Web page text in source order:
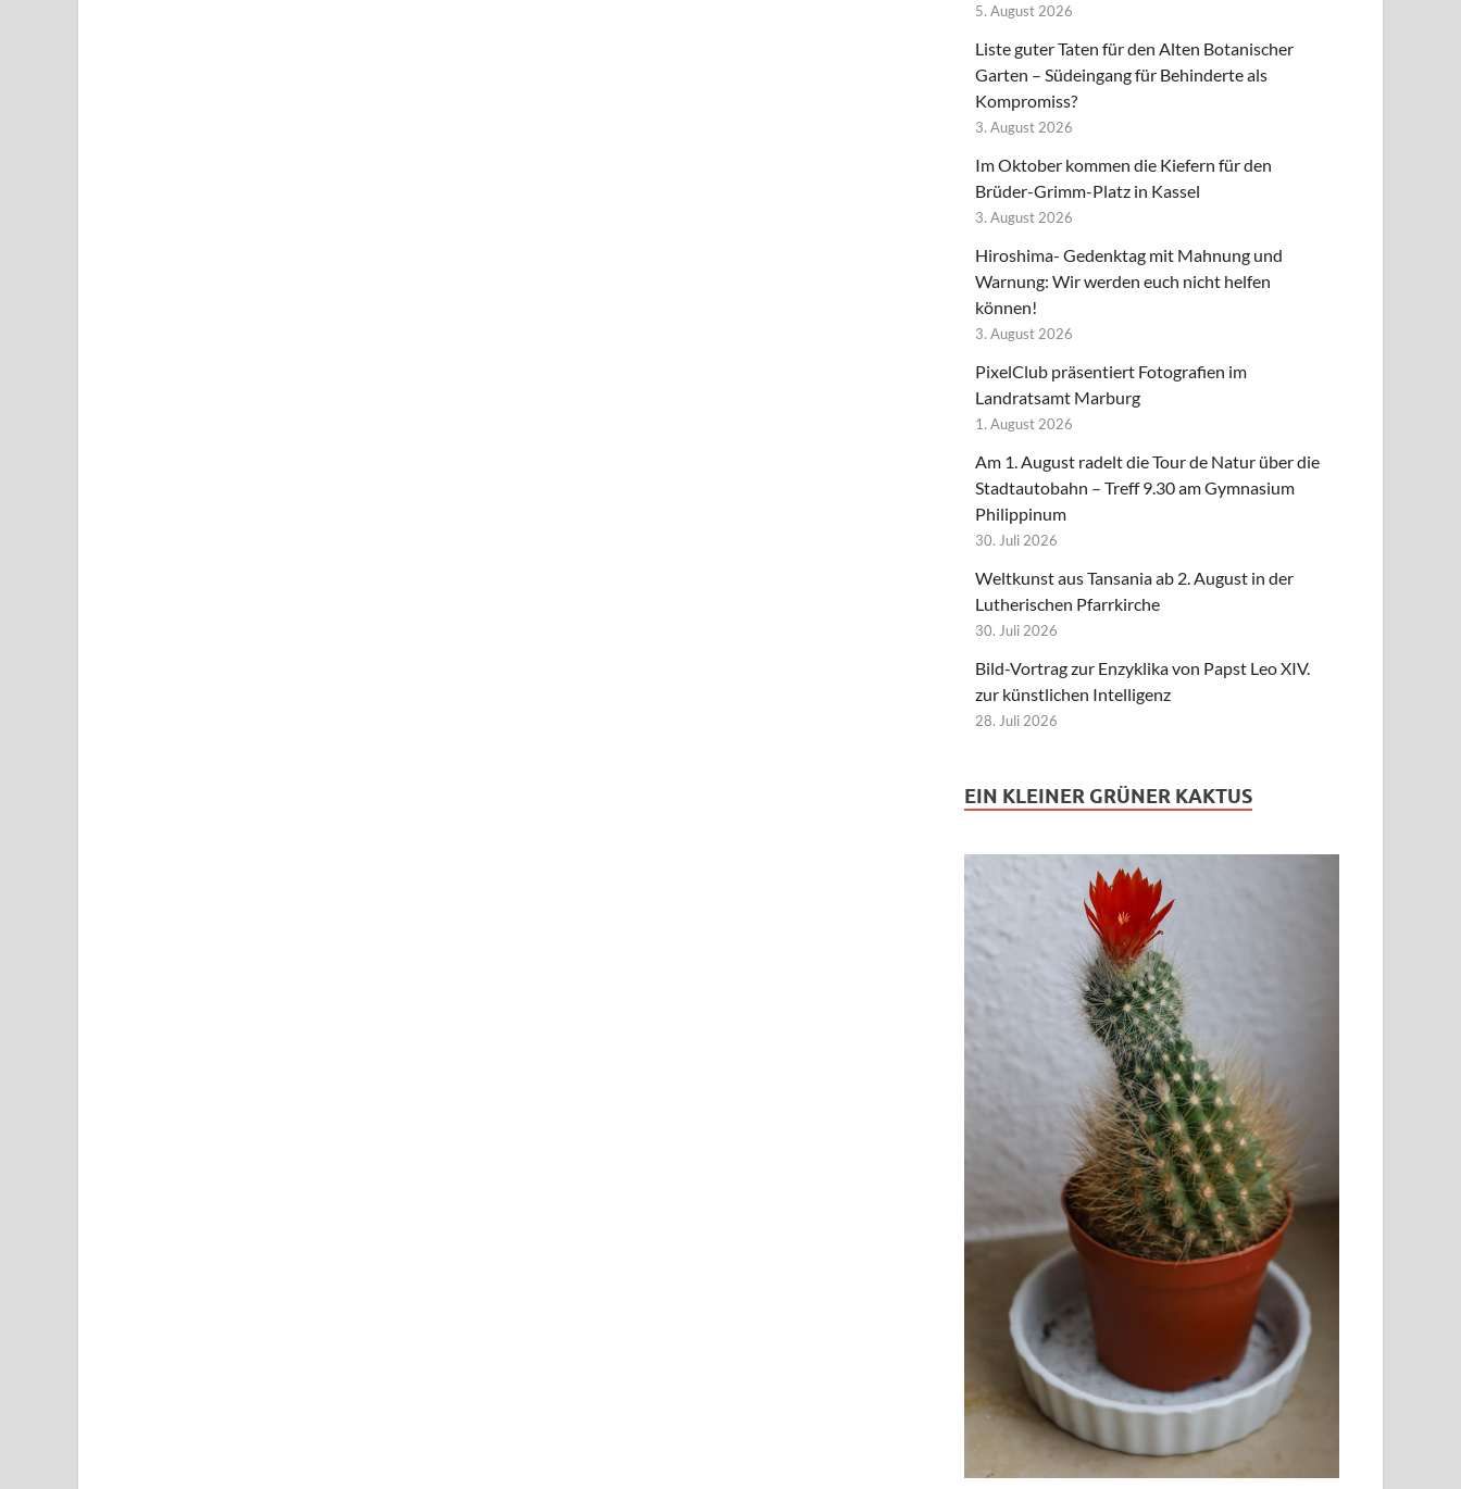
5. August 2026
Liste guter Taten für den Alten Botanischer
Garten – Südeingang für Behinderte als
Kompromiss?
3. August 2026
Im Oktober kommen die Kiefern für den
Brüder-Grimm-Platz in Kassel
3. August 2026
Hiroshima- Gedenktag mit Mahnung und
Warnung: Wir werden euch nicht helfen
können!
3. August 2026
PixelClub präsentiert Fotografien im
Landratsamt Marburg
1. August 2026
Am 1. August radelt die Tour de Natur über die
Stadtautobahn – Treff 9.30 am Gymnasium
Philippinum
30. Juli 2026
Weltkunst aus Tansania ab 2. August in der
Lutherischen Pfarrkirche
30. Juli 2026
Bild-Vortrag zur Enzyklika von Papst Leo XIV.
zur künstlichen Intelligenz
28. Juli 2026
EIN KLEINER GRÜNER KAKTUS